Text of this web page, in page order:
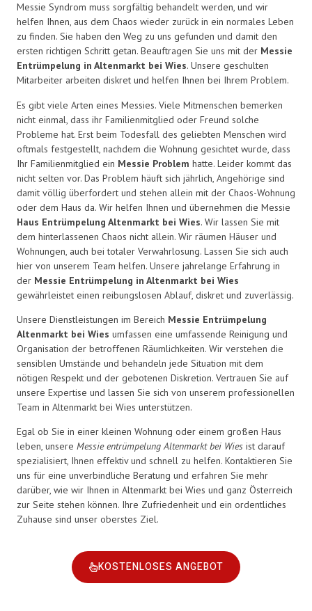
Messie Syndrom muss sorgfältig behandelt werden, und wir
helfen Ihnen, aus dem Chaos wieder zurück in ein normales Leben
zu finden. Sie haben den Weg zu uns gefunden und damit den
ersten richtigen Schritt getan. Beauftragen Sie uns mit der Messie
Entrümpelung in Altenmarkt bei Wies. Unsere geschulten
Mitarbeiter arbeiten diskret und helfen Ihnen bei Ihrem Problem.
Es gibt viele Arten eines Messies. Viele Mitmenschen bemerken
nicht einmal, dass ihr Familienmitglied oder Freund solche
Probleme hat. Erst beim Todesfall des geliebten Menschen wird
oftmals festgestellt, nachdem die Wohnung gesichtet wurde, dass
Ihr Familienmitglied ein Messie Problem hatte. Leider kommt das
nicht selten vor. Das Problem häuft sich jährlich, Angehörige sind
damit völlig überfordert und stehen allein mit der Chaos-Wohnung
oder dem Haus da. Wir helfen Ihnen und übernehmen die Messie
Haus Entrümpelung Altenmarkt bei Wies. Wir lassen Sie mit
dem hinterlassenen Chaos nicht allein. Wir räumen Häuser und
Wohnungen, auch bei totaler Verwahrlosung. Lassen Sie sich auch
hier von unserem Team helfen. Unsere jahrelange Erfahrung in
der Messie Entrümpelung in Altenmarkt bei Wies
gewährleistet einen reibungslosen Ablauf, diskret und zuverlässig.
Unsere Dienstleistungen im Bereich Messie Entrümpelung
Altenmarkt bei Wies umfassen eine umfassende Reinigung und
Organisation der betroffenen Räumlichkeiten. Wir verstehen die
sensiblen Umstände und behandeln jede Situation mit dem
nötigen Respekt und der gebotenen Diskretion. Vertrauen Sie auf
unsere Expertise und lassen Sie sich von unserem professionellen
Team in Altenmarkt bei Wies unterstützen.
Egal ob Sie in einer kleinen Wohnung oder einem großen Haus
leben, unsere Messie entrümpelung Altenmarkt bei Wies ist darauf
spezialisiert, Ihnen effektiv und schnell zu helfen. Kontaktieren Sie
uns für eine unverbindliche Beratung und erfahren Sie mehr
darüber, wie wir Ihnen in Altenmarkt bei Wies und ganz Österreich
zur Seite stehen können. Ihre Zufriedenheit und ein ordentliches
Zuhause sind unser oberstes Ziel.
KOSTENLOSES ANGEBOT